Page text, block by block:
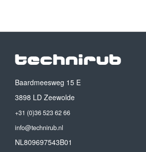
Baardmeesweg 15 E
3898 LD Zeewolde
+31 (0)36 523 62 66
info@technirub.nl
NL809697543B01